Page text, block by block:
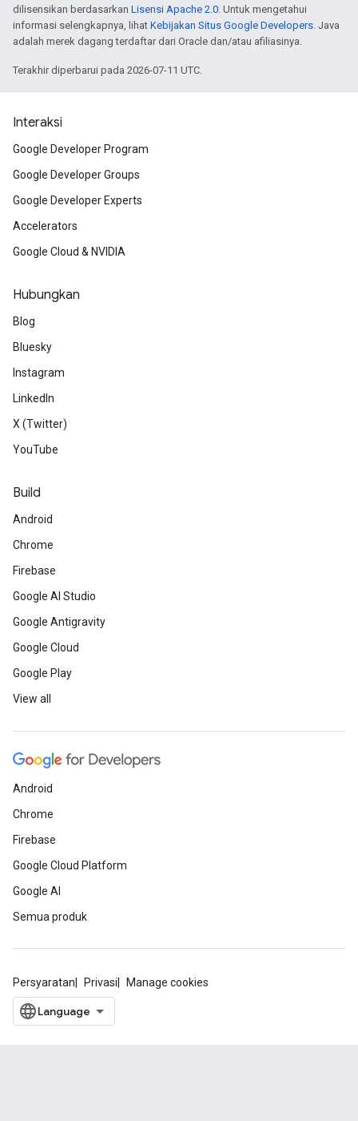
dilisensikan berdasarkan Lisensi Apache 2.0. Untuk mengetahui
informasi selengkapnya, lihat Kebijakan Situs Google Developers. Java
adalah merek dagang terdaftar dari Oracle dan/atau afiliasinya.
Terakhir diperbarui pada 2026-07-11 UTC.
Interaksi
Google Developer Program
Google Developer Groups
Google Developer Experts
Accelerators
Google Cloud & NVIDIA
Hubungkan
Blog
Bluesky
Instagram
LinkedIn
X (Twitter)
YouTube
Build
Android
Chrome
Firebase
Google AI Studio
Google Antigravity
Google Cloud
Google Play
View all
Android
Chrome
Firebase
Google Cloud Platform
Google AI
Semua produk
Persyaratan Privasi Manage cookies